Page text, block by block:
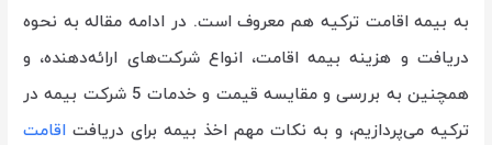
به بیمه اقامت ترکیه هم معروف است. در ادامه مقاله به نحوه
دریافت و هزینه بیمه اقامت، انواع شرکت‌های ارائه‌دهنده، و
همچنین به بررسی و مقایسه قیمت و خدمات 5 شرکت بیمه در
ترکیه می‌پردازیم، و به نکات مهم اخذ بیمه برای دریافت اقامت